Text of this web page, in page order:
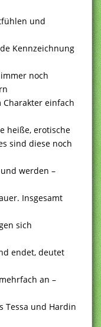
und
Kennzeichnung
noch
Charakter einfach
heiße, erotische
sind diese noch
werden –
Insgesamt
sich
endet, deutet
an –
Tessa und Hardin